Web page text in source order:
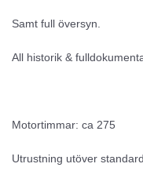
Samt full översyn.
All historik &
Motortimmar: ca 275
Utrustning utöver